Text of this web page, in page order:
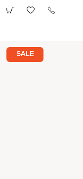
073-
SALE